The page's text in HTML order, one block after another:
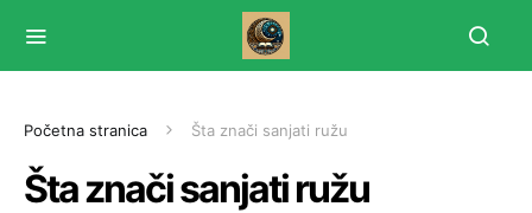
Početna stranica Šta znači sanjati ružu
Šta znači sanjati ružu